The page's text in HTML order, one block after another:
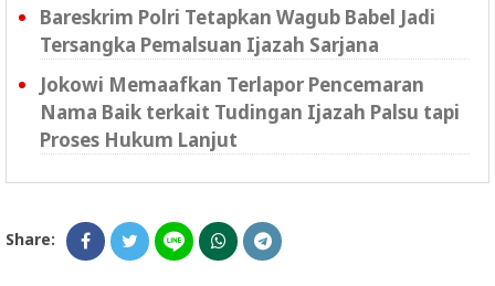
Bareskrim Polri Tetapkan Wagub Babel Jadi
Tersangka Pemalsuan Ijazah Sarjana
Jokowi Memaafkan Terlapor Pencemaran
Nama Baik terkait Tudingan Ijazah Palsu tapi
Proses Hukum Lanjut
Share: